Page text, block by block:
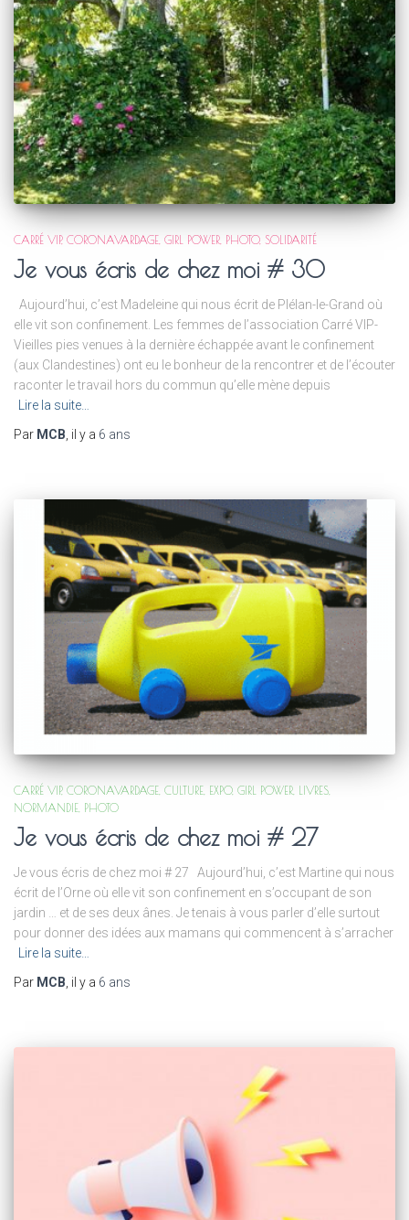
CARRÉ VIP CORONAVARDAGE GIRL POWER PHOTO SOLIDARITÉ
Je vous écris de chez moi # 30
Aujourd’hui, c’est Madeleine qui nous écrit de Plélan-le-Grand où
elle vit son confinement. Les femmes de l’association Carré VIP-
Vieilles pies venues à la dernière échappée avant le confinement
(aux Clandestines) ont eu le bonheur de la rencontrer et de l’écouter
raconter le travail hors du commun qu’elle mène depuis
Lire la suite…
Par MCB, il y a 6 ans
CARRÉ VIP CORONAVARDAGE CULTURE EXPO GIRL POWER
LIVRES
NORMANDIE PHOTO
Je vous écris de chez moi # 27
Je vous écris de chez moi # 27 Aujourd’hui, c’est Martine qui nous
écrit de l’Orne où elle vit son confinement en s’occupant de son
jardin … et de ses deux ânes. Je tenais à vous parler d’elle surtout
pour donner des idées aux mamans qui commencent à s’arracher
Lire la suite…
Par MCB , il y a 6 ans